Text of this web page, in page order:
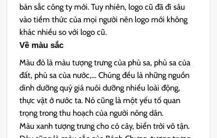
bản sắc công ty mới. Tuy nhiên, logo cũ đã đi sâu
vào tiềm thức của mọi người nên logo mới không
khác nhiều so với logo cũ.
Về màu sắc
Màu đỏ là màu tượng trưng của phù sa, phù sa của
đất, phù sa của nước,… Chúng đều là những nguồn
dinh dưỡng quý giá nuôi dưỡng nhiều loài động,
thực vật ở nước ta. Nó cũng là một yếu tố quan
trọng trong thu hoạch của người nông dân.
Màu xanh tượng trưng cho cỏ cây, biển trời vô tận.